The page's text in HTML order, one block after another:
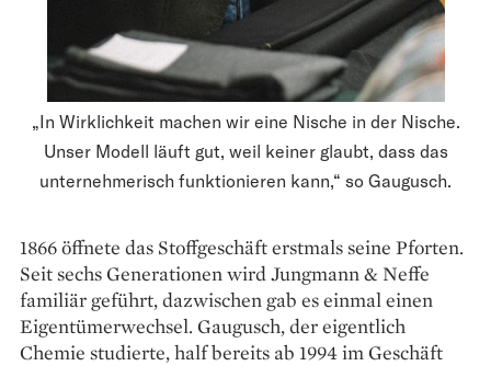
„In Wirklichkeit machen wir eine Nische in der Nische.
Unser Modell läuft gut, weil keiner glaubt, dass das
unternehmerisch funktionieren kann,“ so Gaugusch.
1866 öffnete das Stoffgeschäft erstmals seine Pforten.
Seit sechs Generationen wird Jungmann & Neffe
familiär geführt, dazwischen gab es einmal einen
Eigentümerwechsel. Gaugusch, der eigentlich
Chemie studierte, half bereits ab 1994 im Geschäft